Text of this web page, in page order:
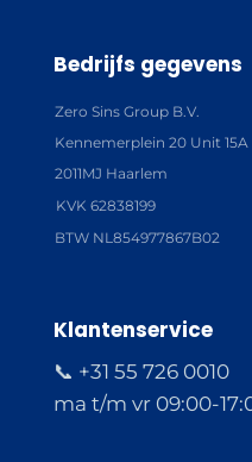
Bedrijfs gegevens
Zero Sins Group B.V.
Kennemerplein 20 Unit 15A
2011MJ Haarlem
KVK 62838199
BTW NL854977867B02
Klantenservice
📞 +31 55 726 0010
ma t/m vr 09:00-